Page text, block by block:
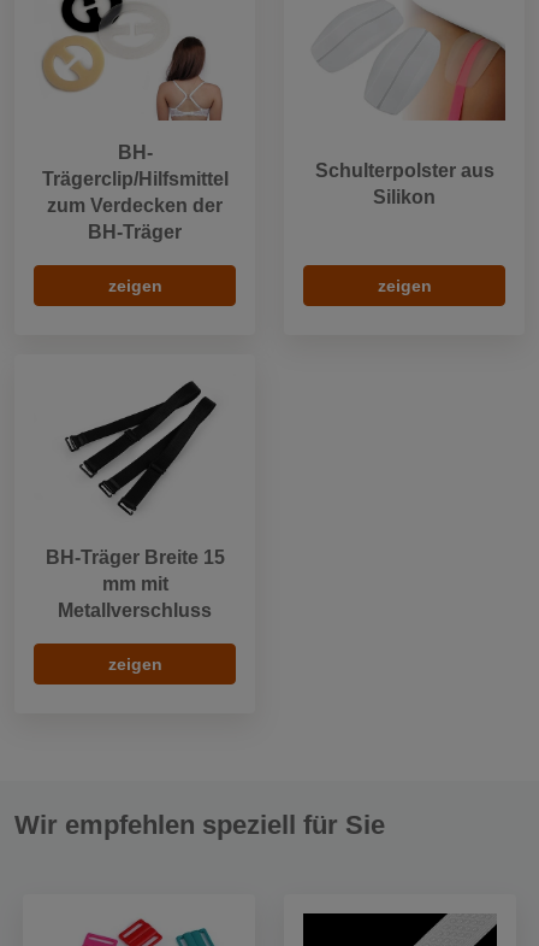
BH-
Trägerclip/Hilfsmittel
zum Verdecken der
BH-Träger
zeigen
Schulterpolster aus
Silikon
zeigen
BH-Träger Breite 15
mm mit
Metallverschluss
zeigen
Wir empfehlen speziell für Sie